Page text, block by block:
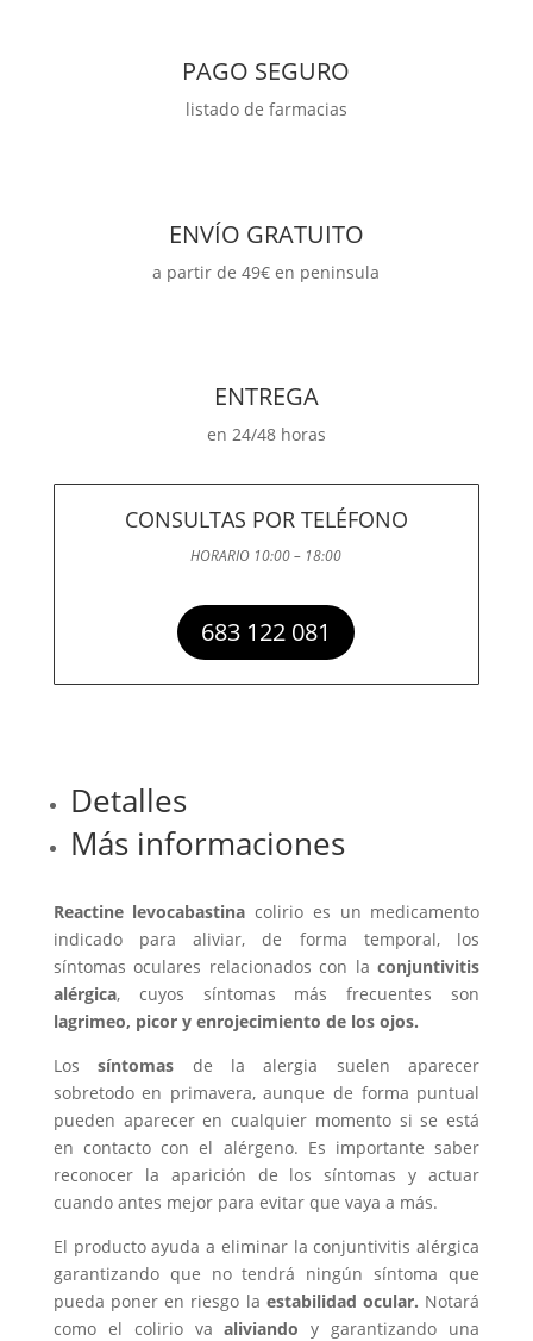
PAGO SEGURO
listado de farmacias
ENVÍO GRATUITO
a partir de 49€ en peninsula
ENTREGA
en 24/48 horas
CONSULTAS POR TELÉFONO
HORARIO 10:00 – 18:00
683 122 081
Detalles
Más informaciones
Reactine levocabastina colirio es un medicamento
indicado para aliviar, de forma temporal, los
síntomas oculares relacionados con laconjuntivitis
alérgica, cuyos síntomas más frecuentes son
lagrimeo, picor y enrojecimiento de los ojos.
Lossíntomas de la alergia suelen aparecer
sobretodo en primavera, aunque de forma puntual
pueden aparecer en cualquier momento si se está
en contacto con el alérgeno. Es importante saber
reconocer la aparición de los síntomas y actuar
cuando antes mejor para evitar que vaya a más.
El producto ayuda a eliminar la conjuntivitis alérgica
garantizando que no tendrá ningún síntoma que
pueda poner en riesgo la estabilidad ocular. Notará
como el colirio vaaliviando y garantizando una